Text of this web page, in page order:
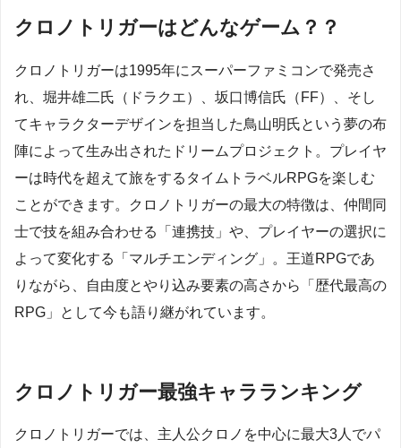
クロノトリガーはどんなゲーム？？
クロノトリガーは1995年にスーパーファミコンで発売さ
れ、堀井雄二氏（ドラクエ）、坂口博信氏（FF）、そし
てキャラクターデザインを担当した鳥山明氏という夢の布
陣によって生み出されたドリームプロジェクト。プレイヤ
ーは時代を超えて旅をするタイムトラベルRPGを楽しむ
ことができます。クロノトリガーの最大の特徴は、仲間同
士で技を組み合わせる「連携技」や、プレイヤーの選択に
よって変化する「マルチエンディング」。王道RPGであ
りながら、自由度とやり込み要素の高さから「歴代最高の
RPG」として今も語り継がれています。
クロノトリガー最強キャラランキング
クロノトリガーでは、主人公クロノを中心に最大3人でパ